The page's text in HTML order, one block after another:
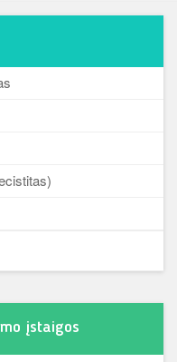
įstaigos